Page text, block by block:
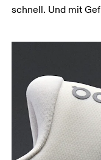
schnell. Und mit